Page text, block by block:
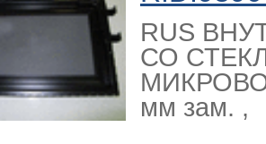
RUS
СО
мм зам. ,